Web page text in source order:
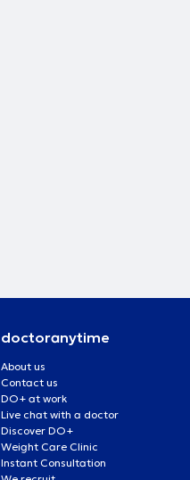
doctoranytime
About us
Contact us
DO+ at work
Live chat with a doctor
Discover DO+
Weight Care Clinic
Instant Consultation